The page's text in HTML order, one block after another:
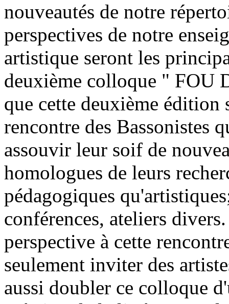
nouveautés de notre
perspectives de notre
artistique seront les
deuxième colloque " FOU
que cette deuxième édition
rencontre des Bassonistes
assouvir leur soif de
homologues de leurs
pédagogiques
conférences, ateliers
perspective à cette
seulement inviter des
aussi doubler ce colloque